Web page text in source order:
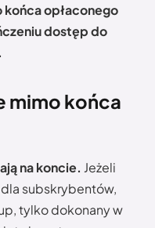
końca opłaconego
dostęp do
mimo końca
na koncie. Jeżeli
subskrybentów,
tylko dokonany w